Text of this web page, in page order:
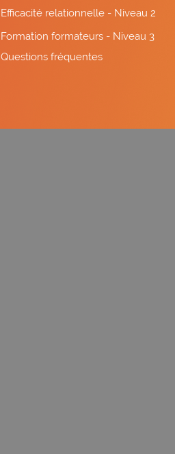
Efficacité relationnelle - Niveau 2
Formation formateurs - Niveau 3
Questions fréquentes